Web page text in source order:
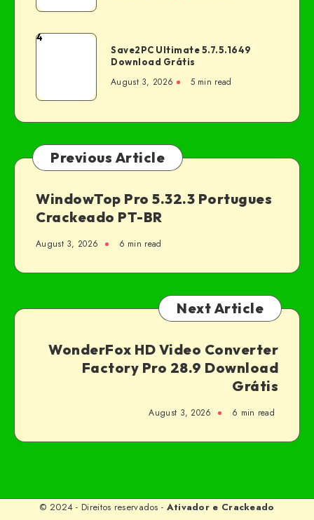
4
Save2PC Ultimate 5.7.5.1649
Download Grátis
August 3, 2026 5 min read
Previous Article
WindowTop Pro 5.32.3 Portugues
Crackeado PT-BR
August 3, 2026 6 min read
Next Article
WonderFox HD Video Converter
Factory Pro 28.9 Download
Grátis
August 3, 2026 6 min read
© 2024 - Direitos reservados - Ativador e Crackeado